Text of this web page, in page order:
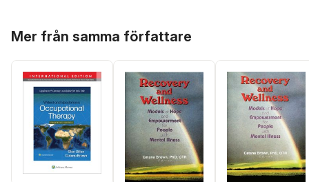
Mer från samma författare